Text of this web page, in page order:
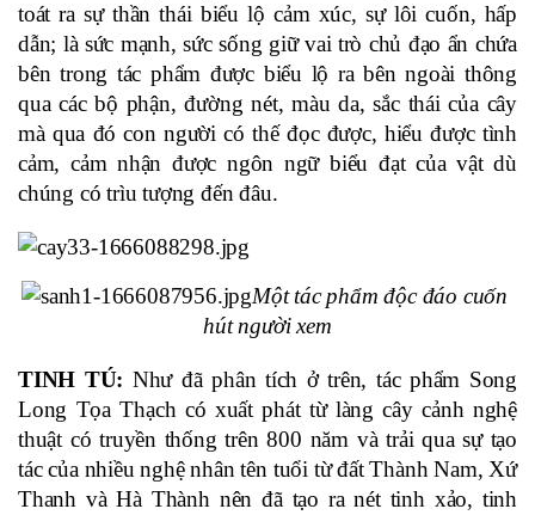
toát ra sự thần thái biểu lộ cảm xúc, sự lôi cuốn, hấp
dẫn; là sức mạnh, sức sống giữ vai trò chủ đạo ẩn chứa
bên trong tác phẩm được biểu lộ ra bên ngoài thông
qua các bộ phận, đường nét, màu da, sắc thái của cây
mà qua đó con người có thế đọc được, hiểu được tình
cảm, cảm nhận được ngôn ngữ biểu đạt của vật dù
chúng có trìu tượng đến đâu.
Một tác phẩm độc đáo cuốn
hút người xem
TINH TÚ: Như đã phân tích ở trên, tác phẩm Song
Long Tọa Thạch có xuất phát từ làng cây cảnh nghệ
thuật có truyền thống trên 800 năm và trải qua sự tạo
tác của nhiều nghệ nhân tên tuổi từ đất Thành Nam, Xứ
Thanh và Hà Thành nên đã tạo ra nét tinh xảo, tinh